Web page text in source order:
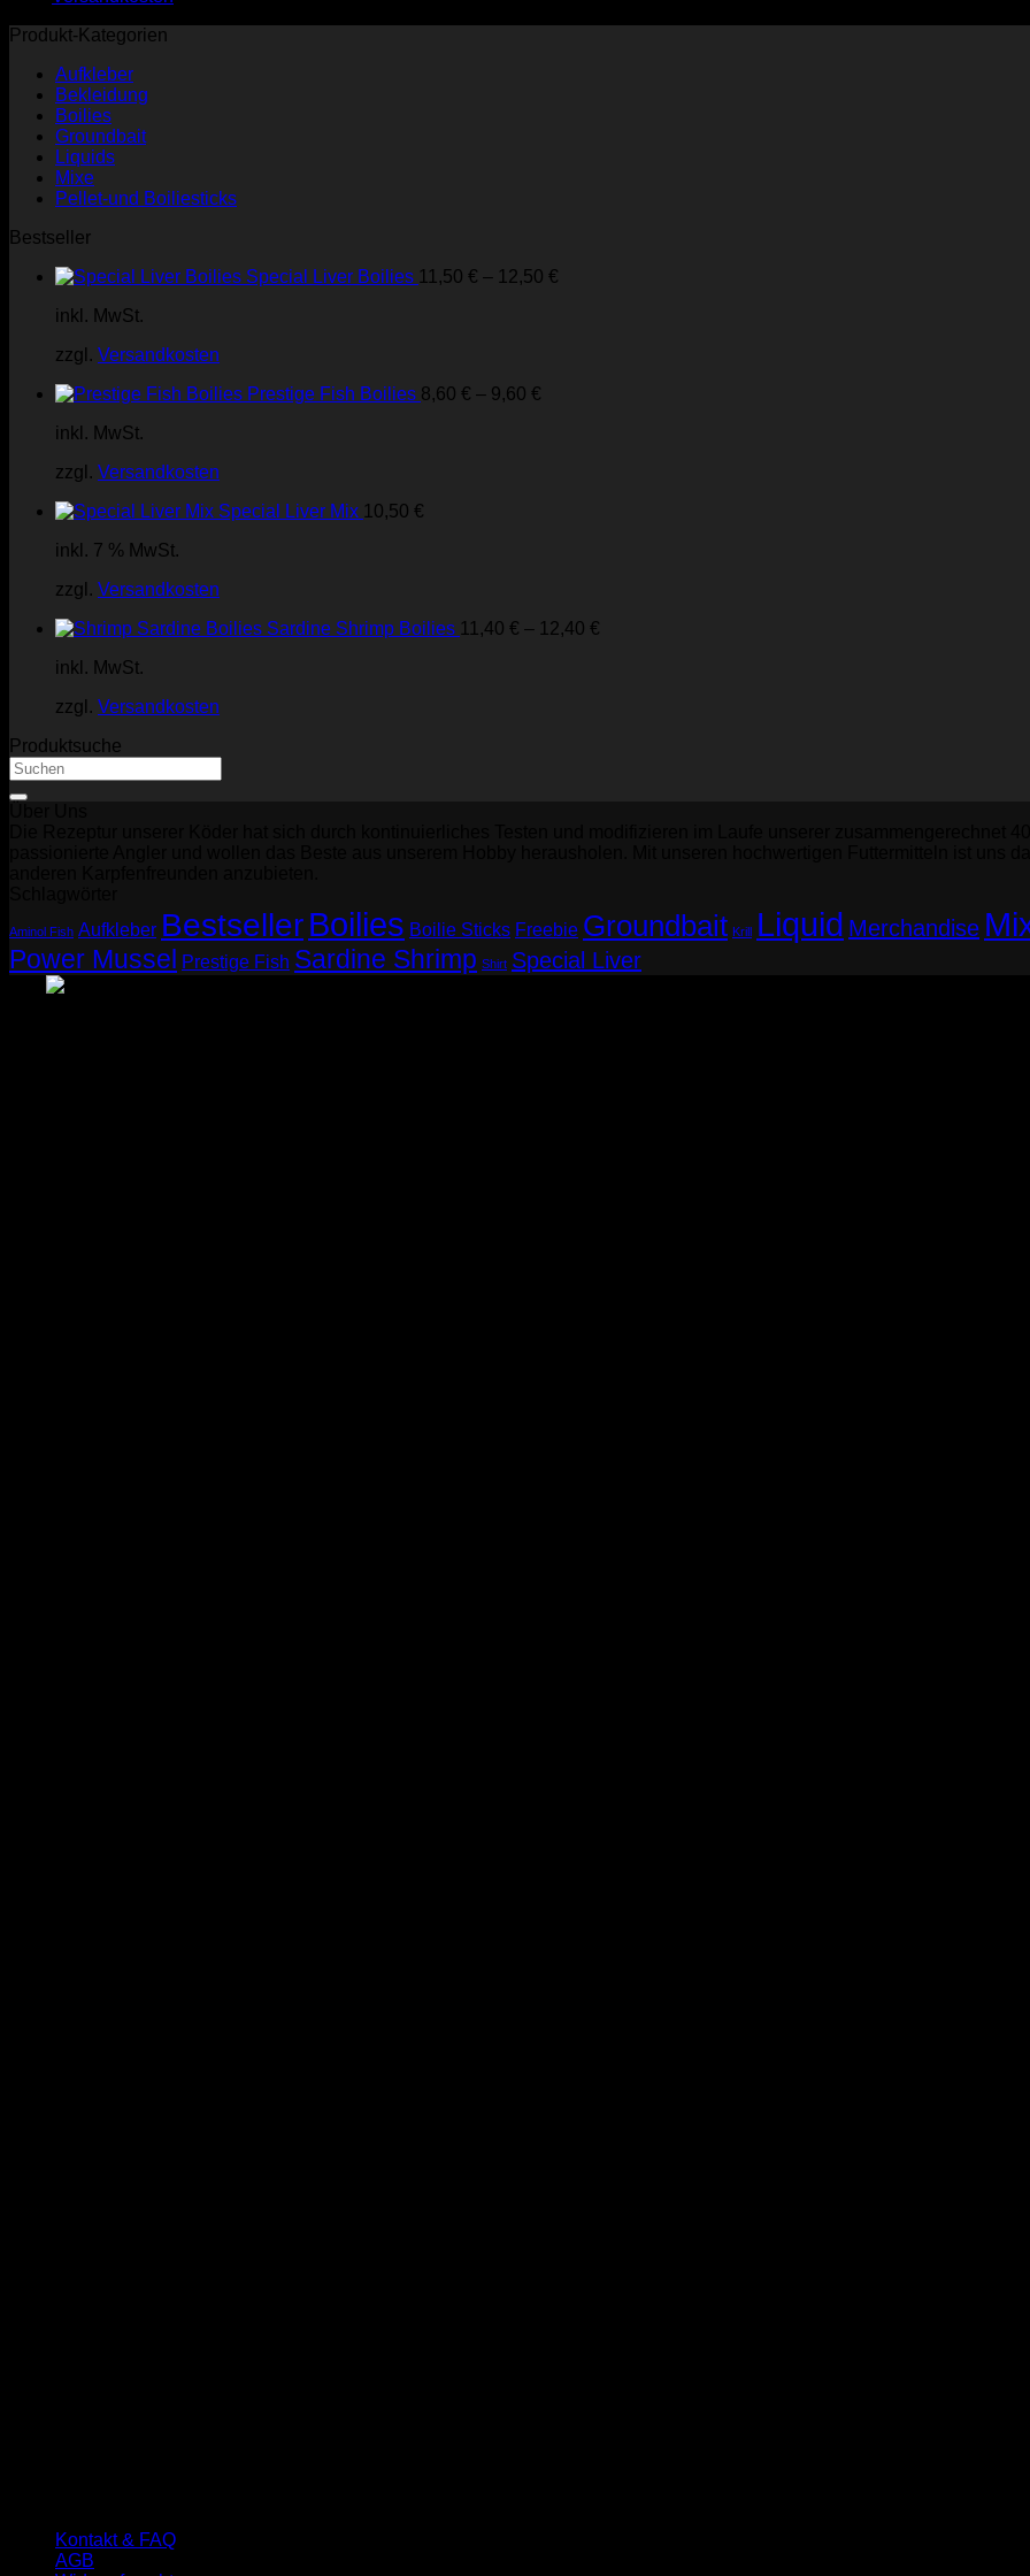
der
Produktseite
gewählt
werden
Produkt-Kategorien
Aufkleber
Bekleidung
Boilies
Groundbait
Liquids
Mixe
Pellet-und Boiliesticks
Bestseller
Special Liver Boilies 11,50 € – 12,50 €
inkl. MwSt.
zzgl. Versandkosten
Prestige Fish Boilies 8,60 € – 9,60 €
inkl. MwSt.
zzgl. Versandkosten
Special Liver Mix 10,50 €
inkl. 7 % MwSt.
zzgl. Versandkosten
Sardine Shrimp Boilies 11,40 € – 12,40 €
inkl. MwSt.
zzgl. Versandkosten
Produktsuche
Suchen
nach:
Aminol Fish Aufkleber BestsellerBoilies Boilie Sticks Freebie Groundbait Krill Liquid Merchandise
Power Mussel Prestige Fish Sardine Shrimp Shirt Special Liver
Kontakt & FAQ
AGB